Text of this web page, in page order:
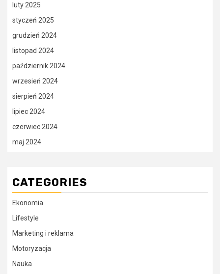
luty 2025
styczeń 2025
grudzień 2024
listopad 2024
październik 2024
wrzesień 2024
sierpień 2024
lipiec 2024
czerwiec 2024
maj 2024
CATEGORIES
Ekonomia
Lifestyle
Marketing i reklama
Motoryzacja
Nauka